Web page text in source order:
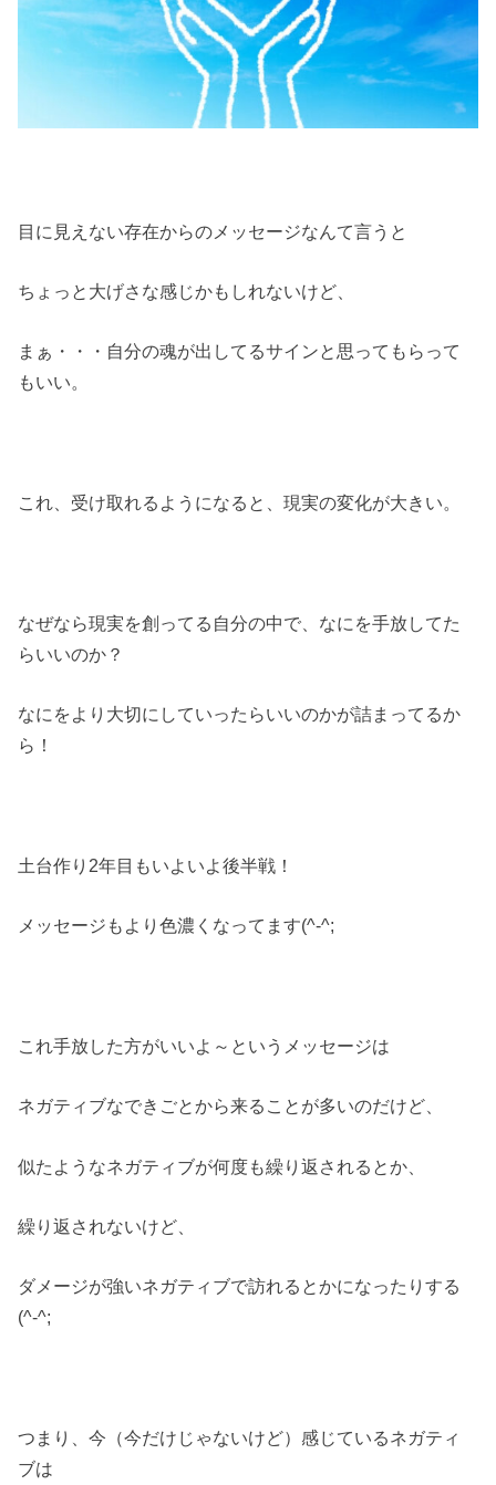
目に見えない存在からのメッセージなんて言うと
ちょっと大げさな感じかもしれないけど、
まぁ・・・自分の魂が出してるサインと思ってもらって
もいい。
これ、受け取れるようになると、現実の変化が大きい。
なぜなら現実を創ってる自分の中で、なにを手放してた
らいいのか？
なにをより大切にしていったらいいのかが詰まってるか
ら！
土台作り2年目もいよいよ後半戦！
メッセージもより色濃くなってます(^-^;
これ手放した方がいいよ～というメッセージは
ネガティブなできごとから来ることが多いのだけど、
似たようなネガティブが何度も繰り返されるとか、
繰り返されないけど、
ダメージが強いネガティブで訪れるとかになったりする
(^-^;
つまり、今（今だけじゃないけど）感じているネガティ
ブは